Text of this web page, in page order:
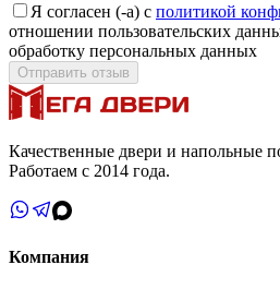
Я согласен (-а) с политикой
отношении пользовательских
обработку персональных данных
Отправить отзыв
Качественные двери и напольные
Работаем с 2014 года.
Компания